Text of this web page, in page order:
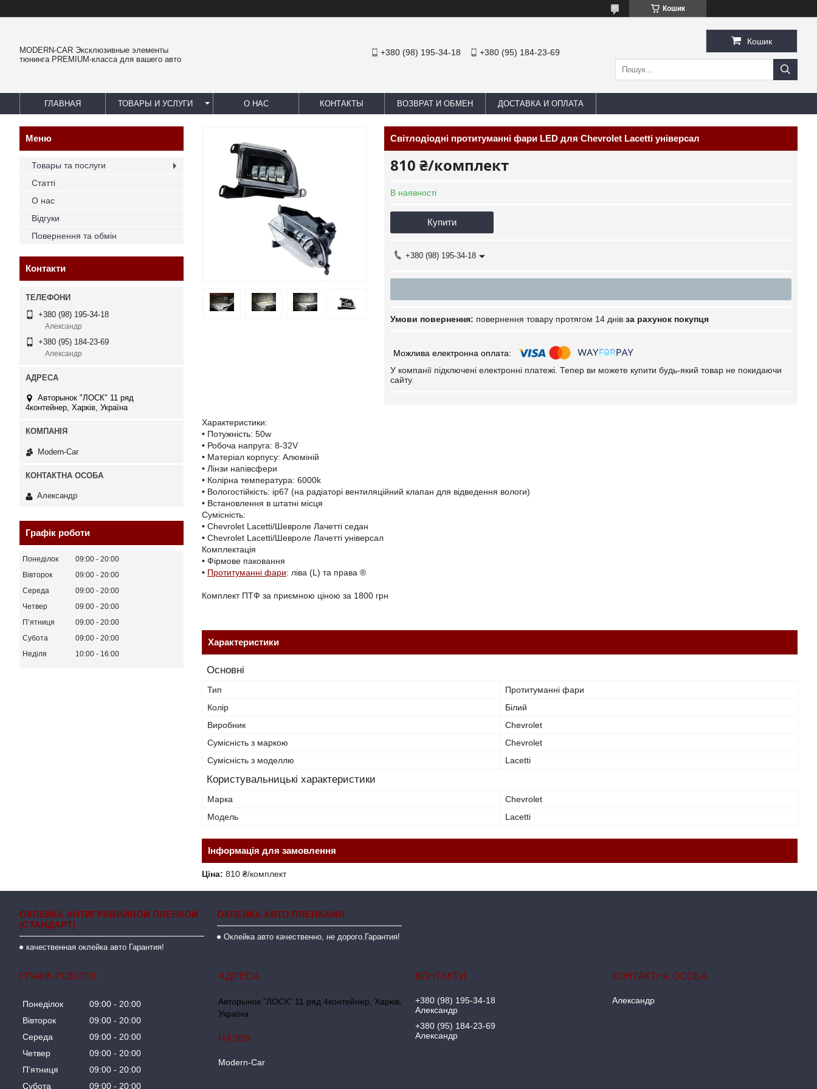
Кошик
MODERN-CAR Эксклюзивные элементы
тюнинга PREMIUM-класса для вашего авто
+380 (98) 195-34-18 +380 (95) 184-23-69
Кошик
ГЛАВНАЯ ТОВАРЫ И УСЛУГИ О НАС КОНТАКТЫ ВОЗВРАТ И ОБМЕН ДОСТАВКА И ОПЛАТА
Світлодіодні протитуманні фари LED для Chevrolet Lacetti універсал
810 ₴/комплект
В наявності
Купити
+380 (98) 195-34-18
повернення товару протягом 14 днів за рахунок покупця
У компанії підключені електронні платежі. Тепер ви можете купити будь-який товар не покидаючи
сайту.
Характеристики:
• Потужність: 50w
• Робоча напруга: 8-32V
• Матеріал корпусу: Алюміній
• Лінзи напівсфери
• Колірна температура: 6000k
• Вологостійкість: ip67 (на радіаторі вентиляційний клапан для відведення вологи)
• Встановлення в штатні місця
Сумісність:
• Chevrolet Lacetti/Шевроле Лачетті седан
• Chevrolet Lacetti/Шевроле Лачетті універсал
Комплектація
• Фірмове паковання
• Протитуманні фари: ліва (L) та права ®
Комплект ПТФ за приємною ціною за 1800 грн
Характеристики
Основні
Тип
Протитуманні фари
Колір
Білий
Виробник
Chevrolet
Сумісність з маркою
Chevrolet
Сумісність з моделлю
Lacetti
Користувальницькі характеристики
Марка
Chevrolet
Модель
Lacetti
Інформація для замовлення
Ціна: 810 ₴/комплект
Товары та послуги
Статті
О нас
Відгуки
Повернення та обмін
Контакти
+380 (98) 195-34-18
Александр
+380 (95) 184-23-69
Александр
Авторынок "ЛОСК" 11 ряд
4контейнер, Харків, Україна
Modern-Car
Александр
Графік роботи
Понеділок 09:00
20:00
Вівторок
09:00
20:00
Середа
09:00
20:00
Четвер
09:00
20:00
Пʼятниця
09:00
20:00
Субота
09:00
20:00
Неділя
10:00 16:00
ОКЛЕЙКА АНТИГРАВИЙНОЙ ПЛЕНКОЙ
(СТАНДАРТ)
качественная оклейка авто Гарантия!
ОКЛЕЙКА АВТО ПЛЕНКАМИ
Оклейка авто качественно, не дорого.Гарантия!
ГРАФІК РОБОТИ
Понеділок 09:00
20:00
Вівторок
09:00
20:00
Середа
09:00
20:00
Четвер
09:00
20:00
Пʼятниця
09:00
20:00
Субота
09:00 20:00
Авторынок "ЛОСК" 11 ряд 4контейнер, Харків,
Україна
Modern-Car
+380 (98) 195-34-18
Александр
+380 (95) 184-23-69
Александр
Александр